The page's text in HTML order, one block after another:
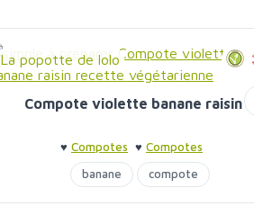
La popotte de lolo
Compote violette banane raisin
♥ Compotes ♥ Compotes
banane
compote